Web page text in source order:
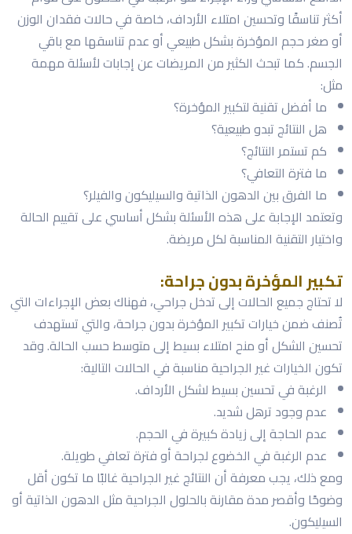
أكثر تناسقًا وتحسين امتلاء الأرداف، خاصة في حالات فقدان الوزن
أو صغر حجم المؤخرة بشكل طبيعي أو عدم تناسقها مع باقي
الجسم. كما تبحث الكثير من المريضات عن إجابات لأسئلة مهمة
مثل:
ما أفضل تقنية لتكبير المؤخرة؟
هل النتائج تبدو طبيعية؟
كم تستمر النتائج؟
ما فترة التعافي؟
ما الفرق بين الدهون الذاتية والسيليكون والفيلر؟
وتعتمد الإجابة على هذه الأسئلة بشكل أساسي على تقييم الحالة
واختيار التقنية المناسبة لكل مريضة.
تكبير المؤخرة بدون جراحة:
لا تحتاج جميع الحالات إلى تدخل جراحي، فهناك بعض الإجراءات التي
تُصنف ضمن خيارات تكبير المؤخرة بدون جراحة، والتي تستهدف
تحسين الشكل أو منح امتلاء بسيط إلى متوسط حسب الحالة. وقد
تكون الخيارات غير الجراحية مناسبة في الحالات التالية:
الرغبة في تحسين بسيط لشكل الأرداف.
عدم وجود ترهل شديد.
عدم الحاجة إلى زيادة كبيرة في الحجم.
عدم الرغبة في الخضوع لجراحة أو فترة تعافي طويلة.
ومع ذلك، يجب معرفة أن النتائج غير الجراحية غالبًا ما تكون أقل
وضوحًا وأقصر مدة مقارنة بالحلول الجراحية مثل الدهون الذاتية أو
السيليكون.